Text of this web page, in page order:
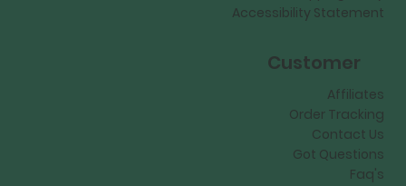
Accessibility Statement
Customer
Affiliates
Order Tracking
Contact Us
Got Questions
Faq's